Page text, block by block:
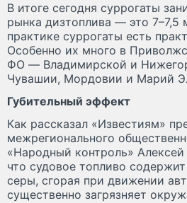
В итоге сегодня суррогаты
рынка дизтоплива — это 7–7,5
практике суррогаты есть
Особенно их много в
ФО — Владимирской и
Чувашии, Мордовии и Марий
Губительный эффект
Как рассказал «Известиям»
межрегионального
«Народный контроль»
что судовое топливо
серы, сгорая при движении
существенно загрязняет